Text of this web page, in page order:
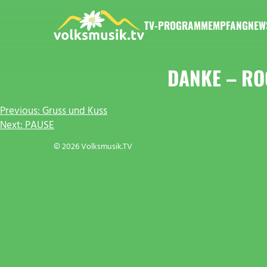
TV-PROGRAMMEMPFANG
DANKE –
BEITRAGSNAVIGATION
Previous:Gruss und Kuss
Next:PAUSE
© 2026 Volksmusik.TV